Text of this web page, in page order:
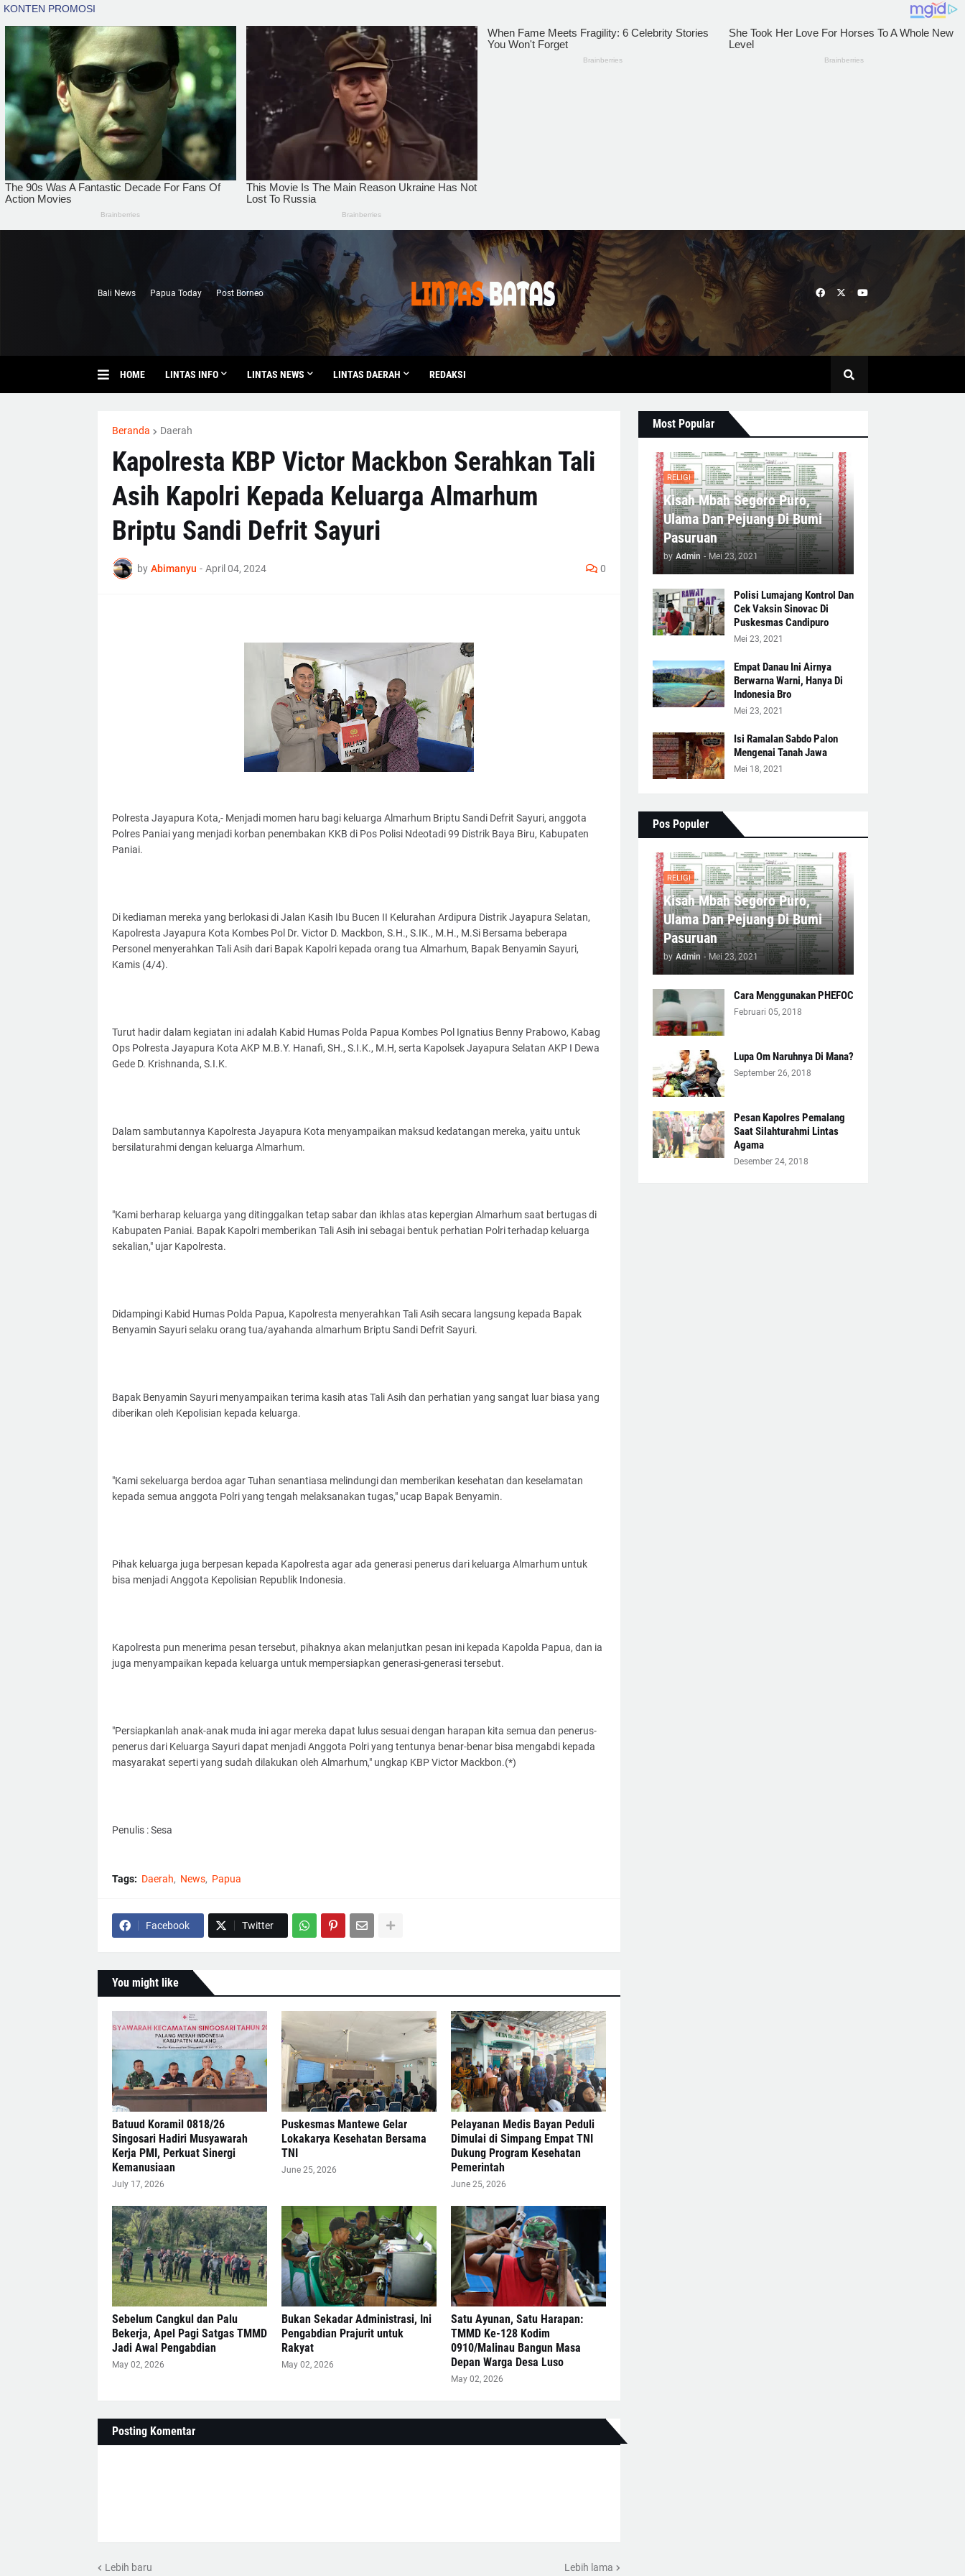
Bali News Papua Today Post Borneo
HOME LINTAS INFO LINTAS NEWS LINTAS DAERAH REDAKSI
Beranda Daerah
Kapolresta KBP Victor Mackbon Serahkan Tali
Asih Kapolri Kepada Keluarga Almarhum
Briptu Sandi Defrit Sayuri
by Abimanyu - April 04, 2024 0
Polresta Jayapura Kota,- Menjadi momen haru bagi keluarga Almarhum Briptu Sandi Defrit Sayuri, anggota
Polres Paniai yang menjadi korban penembakan KKB di Pos Polisi Ndeotadi 99 Distrik Baya Biru, Kabupaten
Paniai.
Di kediaman mereka yang berlokasi di Jalan Kasih Ibu Bucen II Kelurahan Ardipura Distrik Jayapura Selatan,
Kapolresta Jayapura Kota Kombes Pol Dr. Victor D. Mackbon, S.H., S.IK., M.H., M.Si Bersama beberapa
Personel menyerahkan Tali Asih dari Bapak Kapolri kepada orang tua Almarhum, Bapak Benyamin Sayuri,
Kamis (4/4).
Turut hadir dalam kegiatan ini adalah Kabid Humas Polda Papua Kombes Pol Ignatius Benny Prabowo, Kabag
Ops Polresta Jayapura Kota AKP M.B.Y. Hanafi, SH., S.I.K., M.H, serta Kapolsek Jayapura Selatan AKP I Dewa
Gede D. Krishnanda, S.I.K.
Dalam sambutannya Kapolresta Jayapura Kota menyampaikan maksud kedatangan mereka, yaitu untuk
bersilaturahmi dengan keluarga Almarhum.
"Kami berharap keluarga yang ditinggalkan tetap sabar dan ikhlas atas kepergian Almarhum saat bertugas di
Kabupaten Paniai. Bapak Kapolri memberikan Tali Asih ini sebagai bentuk perhatian Polri terhadap keluarga
sekalian," ujar Kapolresta.
Didampingi Kabid Humas Polda Papua, Kapolresta menyerahkan Tali Asih secara langsung kepada Bapak
Benyamin Sayuri selaku orang tua/ayahanda almarhum Briptu Sandi Defrit Sayuri.
Bapak Benyamin Sayuri menyampaikan terima kasih atas Tali Asih dan perhatian yang sangat luar biasa yang
diberikan oleh Kepolisian kepada keluarga.
"Kami sekeluarga berdoa agar Tuhan senantiasa melindungi dan memberikan kesehatan dan keselamatan
kepada semua anggota Polri yang tengah melaksanakan tugas," ucap Bapak Benyamin.
Pihak keluarga juga berpesan kepada Kapolresta agar ada generasi penerus dari keluarga Almarhum untuk
bisa menjadi Anggota Kepolisian Republik Indonesia.
Kapolresta pun menerima pesan tersebut, pihaknya akan melanjutkan pesan ini kepada Kapolda Papua, dan ia
juga menyampaikan kepada keluarga untuk mempersiapkan generasi-generasi tersebut.
"Persiapkanlah anak-anak muda ini agar mereka dapat lulus sesuai dengan harapan kita semua dan penerus-
penerus dari Keluarga Sayuri dapat menjadi Anggota Polri yang tentunya benar-benar bisa mengabdi kepada
masyarakat seperti yang sudah dilakukan oleh Almarhum," ungkap KBP Victor Mackbon.(*)
Penulis : Sesa
Tags: Daerah News Papua
Facebook Twitter
You might like
Batuud Koramil 0818/26
Singosari Hadiri Musyawarah
Kerja PMI, Perkuat Sinergi
Kemanusiaan
July 17, 2026
Puskesmas Mantewe Gelar
Lokakarya Kesehatan Bersama
TNI
June 25, 2026
Pelayanan Medis Bayan Peduli
Dimulai di Simpang Empat TNI
Dukung Program Kesehatan
Pemerintah
June 25, 2026
Sebelum Cangkul dan Palu
Bekerja, Apel Pagi Satgas TMMD
Jadi Awal Pengabdian
May 02, 2026
Bukan Sekadar Administrasi, Ini
Pengabdian Prajurit untuk
Rakyat
May 02, 2026
Satu Ayunan, Satu Harapan:
TMMD Ke-128 Kodim
0910/Malinau Bangun Masa
Depan Warga Desa Luso
May 02, 2026
Posting Komentar
Lebih baru Lebih lama
Most Popular
RELIGI
Kisah Mbah Segoro Puro,
Ulama Dan Pejuang Di Bumi
Pasuruan
by Admin - Mei 23, 2021
Polisi Lumajang Kontrol Dan
Cek Vaksin Sinovac Di
Puskesmas Candipuro
Mei 23, 2021
Empat Danau Ini Airnya
Berwarna Warni, Hanya Di
Indonesia Bro
Mei 23, 2021
Isi Ramalan Sabdo Palon
Mengenai Tanah Jawa
Mei 18, 2021
Pos Populer
RELIGI
Kisah Mbah Segoro Puro,
Ulama Dan Pejuang Di Bumi
Pasuruan
by Admin - Mei 23, 2021
Cara Menggunakan PHEFOC
Februari 05, 2018
Lupa Om Naruhnya Di Mana?
September 26, 2018
Pesan Kapolres Pemalang
Saat Silahturahmi Lintas
Agama
Desember 24, 2018